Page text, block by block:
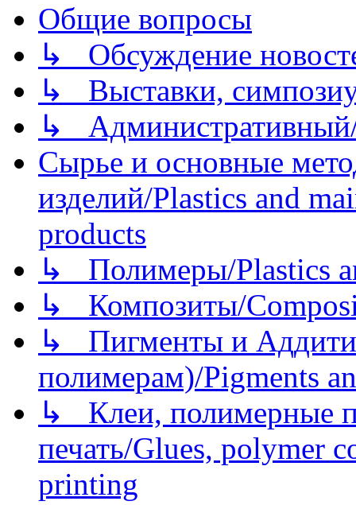
Общие вопросы
↳ Обсуждение
↳ Выставки,
↳
Сырье и основные
изделий/Plastics and
products
↳ Полимеры/Plastics
↳ Композиты/
↳ Пигменты и
полимерам)/Pigments
↳ Клеи, полимерные
печать/Glues, polymer
printing